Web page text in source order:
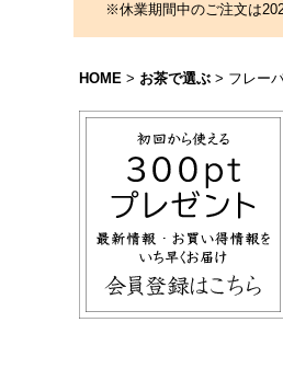
※休業期間中のご注文は
HOME > お茶で選ぶ > フレー